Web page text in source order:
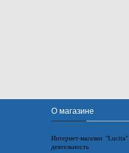
О магазине
Интернет-магазин
деятельность